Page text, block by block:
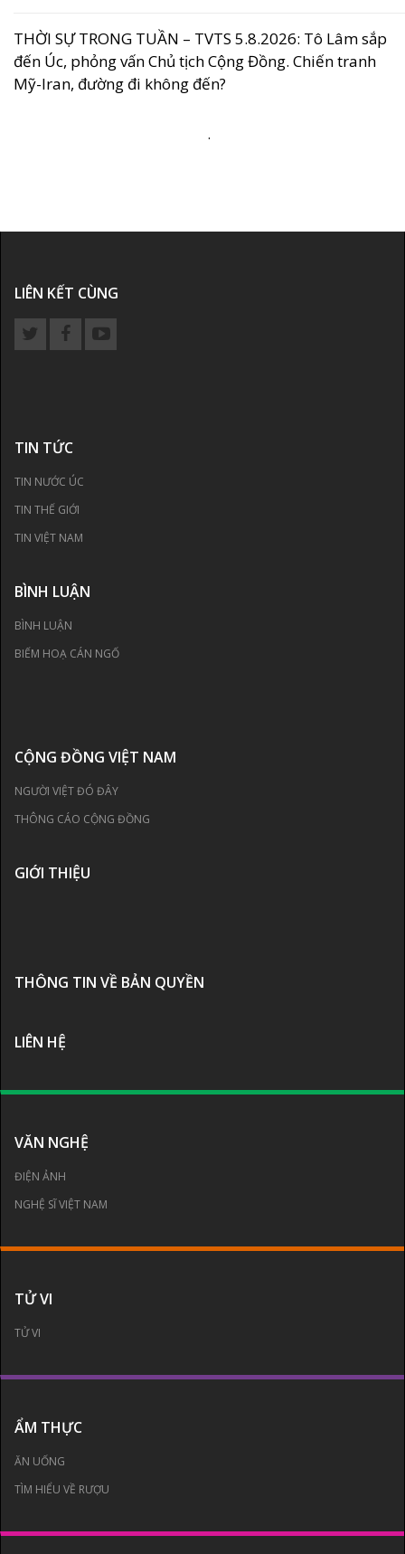
THỜI SỰ TRONG TUẦN – TVTS 5.8.2026: Tô Lâm sắp
đến Úc, phỏng vấn Chủ tịch Cộng Đồng. Chiến tranh
Mỹ-Iran, đường đi không đến?
.
LIÊN KẾT CÙNG
TIN TỨC
TIN NƯỚC ÚC
TIN THẾ GIỚI
TIN VIỆT NAM
BÌNH LUẬN
BÌNH LUẬN
BIẾM HOẠ CÁN NGỐ
CỘNG ĐỒNG VIỆT NAM
NGƯỜI VIỆT ĐÓ ĐÂY
THÔNG CÁO CỘNG ĐỒNG
GIỚI THIỆU
THÔNG TIN VỀ BẢN QUYỀN
LIÊN HỆ
VĂN NGHỆ
ĐIỆN ẢNH
NGHỆ SĨ VIỆT NAM
TỬ VI
TỬ VI
ẨM THỰC
ĂN UỐNG
TÌM HIỂU VỀ RƯỢU